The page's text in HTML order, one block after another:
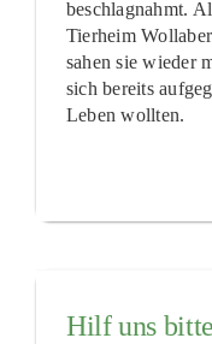
beschlagnahmt.
Tierheim
sahen sie wieder
sich bereits
Leben wollten.
Hilf uns